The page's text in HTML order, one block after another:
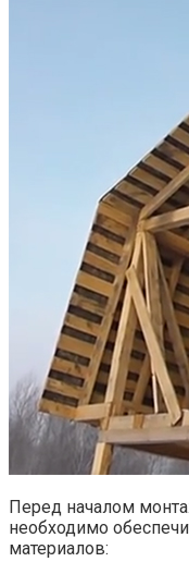
Перед началом
необходимо
материалов: